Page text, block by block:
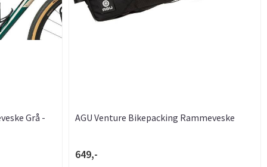
Grå - AGU Venture Bikepacking Rammeveske
649,-